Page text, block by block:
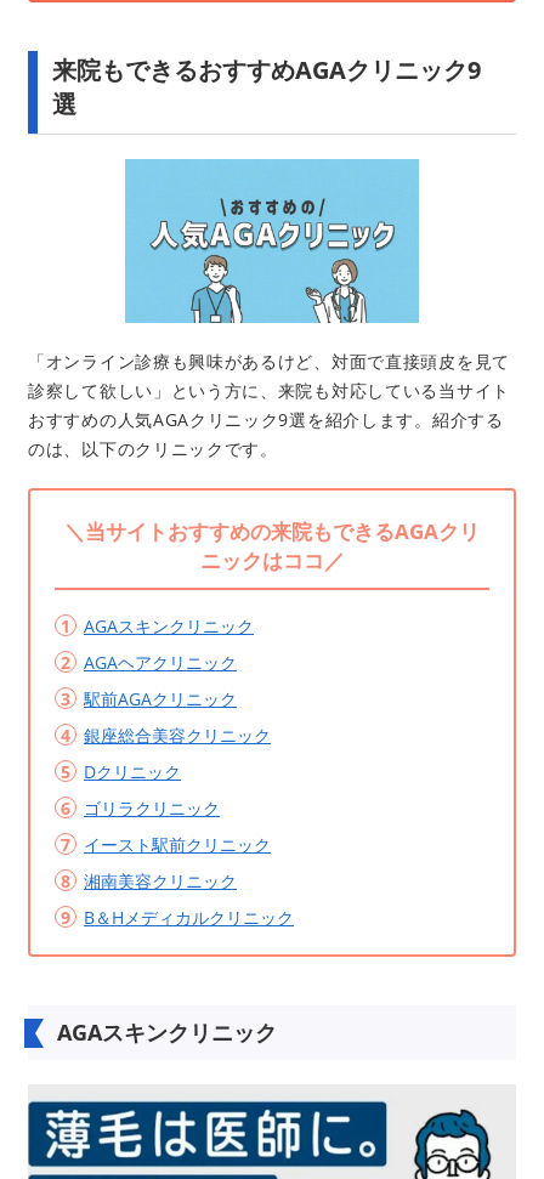
来院もできるおすすめAGAクリニック9
選
「オンライン診療も興味があるけど、対面で直接頭皮を見て
診察して欲しい」という方に、来院も対応している当サイト
おすすめの人気AGAクリニック9選を紹介します。紹介する
のは、以下のクリニックです。
＼当サイトおすすめの来院もできるAGAクリ
ニックはココ／
AGAスキンクリニック
AGAヘアクリニック
駅前AGAクリニック
銀座総合美容クリニック
Dクリニック
ゴリラクリニック
イースト駅前クリニック
湘南美容クリニック
B＆Hメディカルクリニック
AGAスキンクリニック